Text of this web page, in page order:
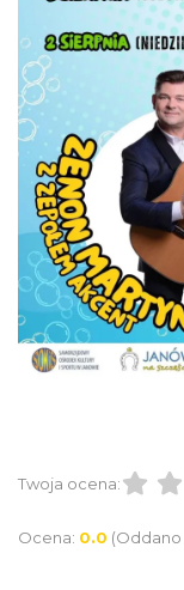
13.48 km
Festiwal
bieganie
15.04 km
Metal vs Core
Twoja ocena:
Ocena: 0.0 (Oddano